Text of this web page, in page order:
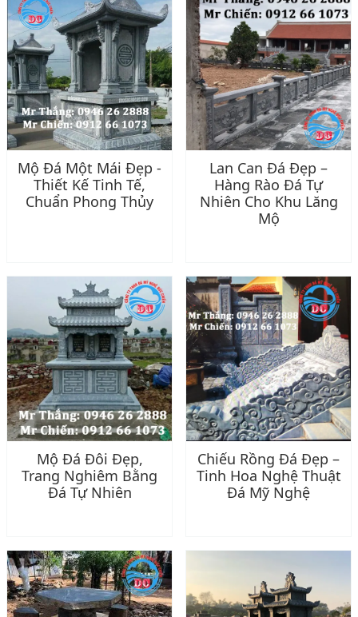
Mộ Đá Một Mái Đẹp -
Thiết Kế Tinh Tế,
Chuẩn Phong Thủy
Lan Can Đá Đẹp –
Hàng Rào Đá Tự
Nhiên Cho Khu Lăng
Mộ
Mộ Đá Đôi Đẹp,
Trang Nghiêm Bằng
Đá Tự Nhiên
Chiếu Rồng Đá Đẹp –
Tinh Hoa Nghệ Thuật
Đá Mỹ Nghệ